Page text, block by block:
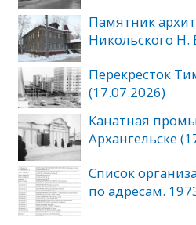
Памятник
Никольского Н.
Перекресток
(17.07.2026)
Канатная
Архангельске
Список
по адресам.